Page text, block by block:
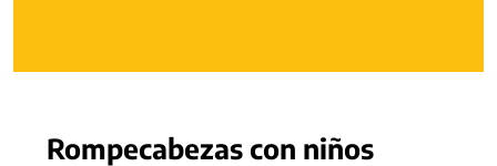
Rompecabezas con niños